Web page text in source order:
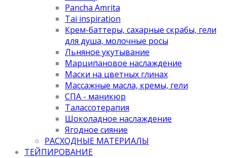
Pancha Amrita
Tai inspiration
Крем-баттеры, сахарные скрабы, гели
для душа, молочные росы
Льняное укутывание
Марципановое наслаждение
Маски на цветных глинах
Массажные масла, кремы, гели
СПА - маникюр
Талассотерапия
Шоколадное наслаждение
Ягодное сияние
РАСХОДНЫЕ МАТЕРИАЛЫ
ТЕЙПИРОВАНИЕ